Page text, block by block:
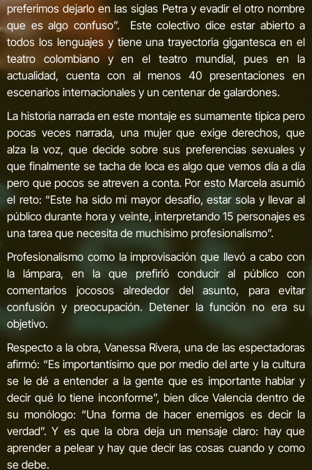
preferimos dejarlo en las siglas Petra y evadir el otro nombre
que es algo confuso”. Este colectivo dice estar abierto a
todos los lenguajes y tiene una trayectoria gigantesca en el
teatro colombiano y en el teatro mundial, pues en la
actualidad, cuenta con al menos 40 presentaciones en
escenarios internacionales y un centenar de galardones.
La historia narrada en este montaje es sumamente típica pero
pocas veces narrada, una mujer que exige derechos, que
alza la voz, que decide sobre sus preferencias sexuales y
que finalmente se tacha de loca es algo que vemos día a día
pero que pocos se atreven a conta. Por esto Marcela asumió
el reto: “Este ha sido mi mayor desafío, estar sola y llevar al
público durante hora y veinte, interpretando 15 personajes es
una tarea que necesita de muchísimo profesionalismo”.
Profesionalismo como la improvisación que llevó a cabo con
la lámpara, en la que prefirió conducir al público con
comentarios jocosos alrededor del asunto, para evitar
confusión y preocupación. Detener la función no era su
objetivo.
Respecto a la obra, Vanessa Rivera, una de las espectadoras
afirmó: “Es importantísimo que por medio del arte y la cultura
se le dé a entender a la gente que es importante hablar y
decir qué lo tiene inconforme”, bien dice Valencia dentro de
su monólogo: “Una forma de hacer enemigos es decir la
verdad”. Y es que la obra deja un mensaje claro: hay que
aprender a pelear y hay que decir las cosas cuando y como
se debe.